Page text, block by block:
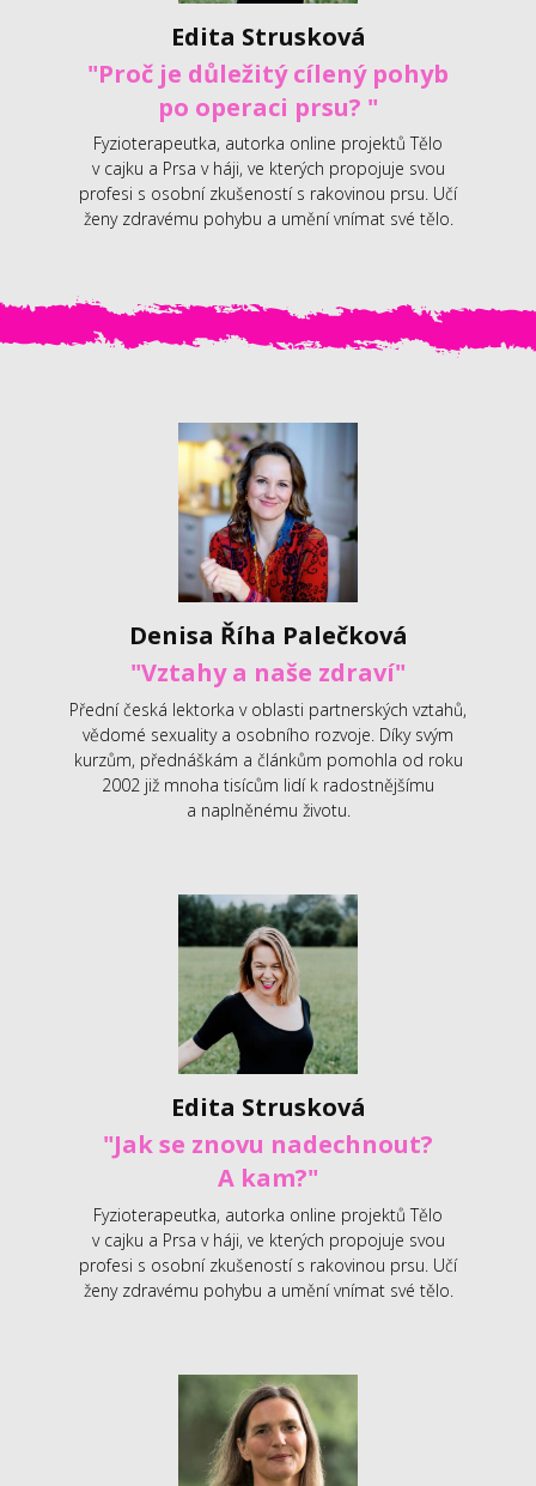
Edita Strusková
"Proč je důležitý cílený pohyb
po operaci prsu? "
Fyzioterapeutka, autorka online projektů Tělo
v cajku a Prsa v háji, ve kterých propojuje svou
profesi s osobní zkušeností s rakovinou prsu. Učí
ženy zdravému pohybu a umění vnímat své tělo.
Denisa Říha Palečková
"Vztahy a naše zdraví"
Přední česká lektorka v oblasti partnerských vztahů,
vědomé sexuality a osobního rozvoje. Díky svým
kurzům, přednáškám a článkům pomohla od roku
2002 již mnoha tisícům lidí k radostnějšímu
a naplněnému životu.
Edita Strusková
"Jak se znovu nadechnout?
A kam?"
Fyzioterapeutka, autorka online projektů Tělo
v cajku a Prsa v háji, ve kterých propojuje svou
profesi s osobní zkušeností s rakovinou prsu. Učí
ženy zdravému pohybu a umění vnímat své tělo.